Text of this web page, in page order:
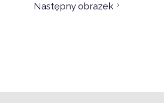
Następny obrazek